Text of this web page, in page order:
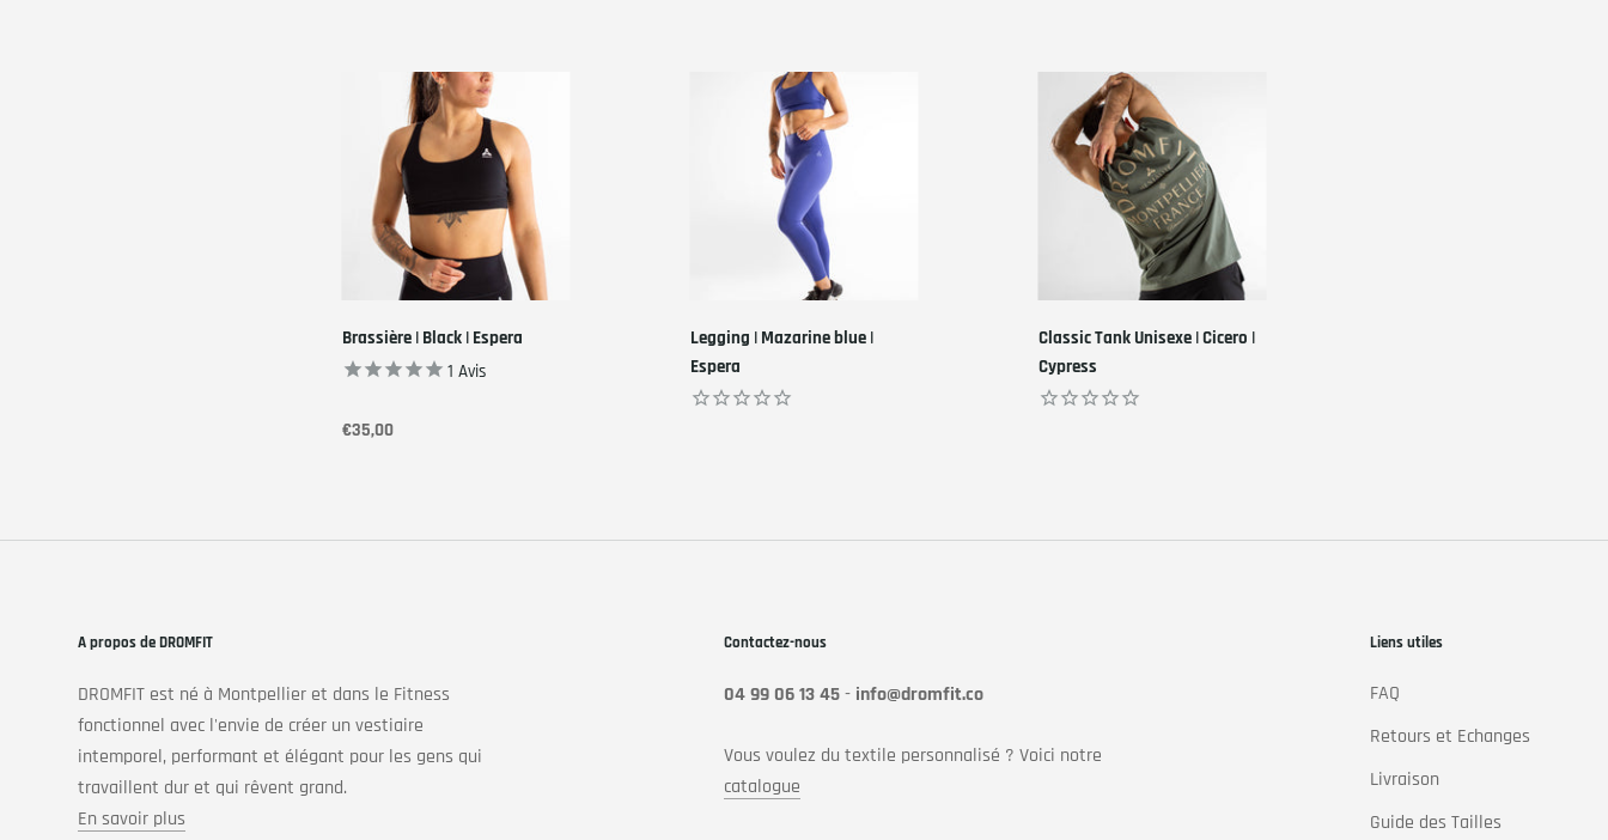
Brassière | Black | Espera
1 Avis
€35,00
Legging | Mazarine blue |
Espera
Classic Tank Unisexe | Cicero |
Cypress
A propos de DROMFIT
DROMFIT est né à Montpellier et dans le Fitness
fonctionnel avec l'envie de créer un vestiaire
intemporel, performant et élégant pour les gens qui
travaillent dur et qui rêvent grand.
En savoir plus
Contactez-nous
04 99 06 13 45- info@dromfit.co
Vous voulez du textile personnalisé ? Voici notre
catalogue
Liens utiles
FAQ
Retours et Echanges
Livraison
Guide des Tailles